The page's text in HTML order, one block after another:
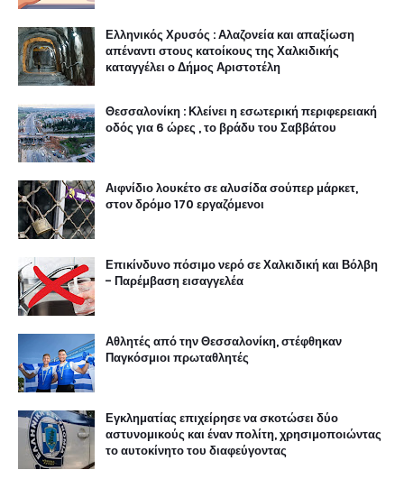
Ελληνικός Χρυσός : Αλαζονεία και απαξίωση
απέναντι στους κατοίκους της Χαλκιδικής
καταγγέλει ο Δήμος Αριστοτέλη
Θεσσαλονίκη : Κλείνει η εσωτερική περιφερειακή
οδός για 6 ώρες , το βράδυ του Σαββάτου
Αιφνίδιο λουκέτο σε αλυσίδα σούπερ μάρκετ,
στον δρόμο 170 εργαζόμενοι
Επικίνδυνο πόσιμο νερό σε Χαλκιδική και Βόλβη
- Παρέμβαση εισαγγελέα
Αθλητές από την Θεσσαλονίκη, στέφθηκαν
Παγκόσμιοι πρωταθλητές
Εγκληματίας επιχείρησε να σκοτώσει δύο
αστυνομικούς και έναν πολίτη, χρησιμοποιώντας
το αυτοκίνητο του διαφεύγοντας